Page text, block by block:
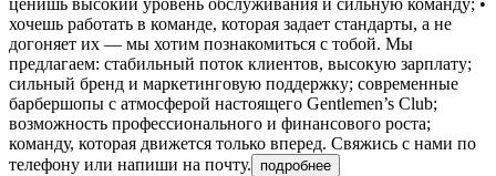
ценишь высокий уровень обслуживания и сильную команду; •
хочешь работать в команде, которая задает стандарты, а не
догоняет их — мы хотим познакомиться с тобой. Мы
предлагаем: стабильный поток клиентов, высокую зарплату;
сильный бренд и маркетинговую поддержку; современные
барбершопы с атмосферой настоящего Gentlemen’s Club;
возможность профессионального и финансового роста;
команду, которая движется только вперед. Свяжись с нами по
телефону или напиши на почту.
подробнее